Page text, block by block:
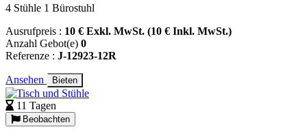
4 Stühle 1 Bürostuhl
Ausrufpreis : 10 € Exkl. MwSt. (10 € Inkl. MwSt.)
Anzahl Gebot(e) 0
Referenze : J-12923-12R
Ansehen Bieten
11 Tagen
Beobachten